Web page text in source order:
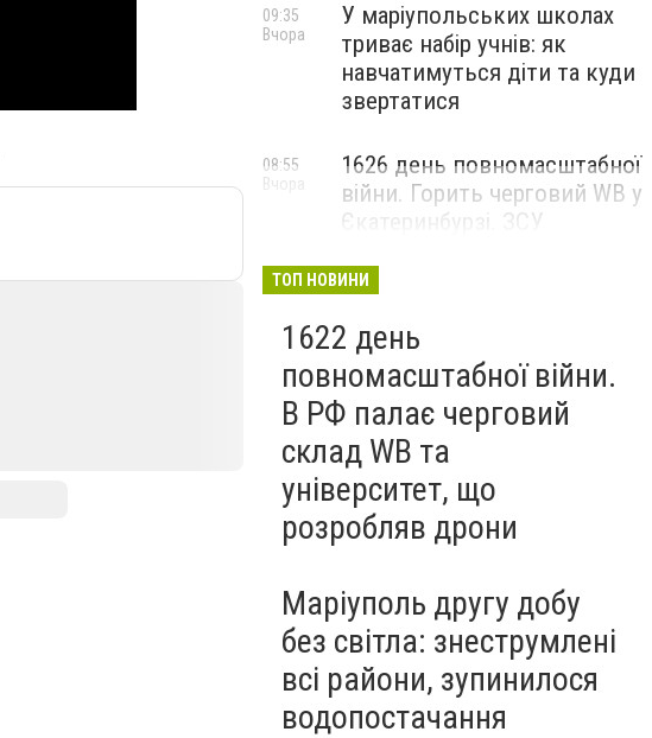
У маріупольських школах
триває набір учнів: як
навчатимуться діти та куди
звертатися
09:35
Вчора
1626 день повномасштабної
війни. Горить черговий WB у
Єкатеринбурзі. ЗСУ
Маріуполі
08:55
Вчора
ТОП НОВИНИ
1622 день
повномасштабної війни.
В РФ палає черговий
склад WB та
університет, що
розробляв дрони
Маріуполь другу добу
без світла: знеструмлені
всі райони, зупинилося
водопостачання